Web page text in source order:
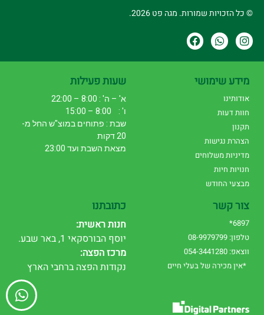
© כל הזכויות שמורות. מגה פט 2026.
מידע שימושי
אודותינו
חוות דעות
תקנון
הצהרת נגישות
מדיניות משלוחים
חנויות חיות
מבצעי החודש
שעות פעילות
א' – ה' : 8:00 – 22:00
ו' : 8:00 – 15:00
שבת : פתוחים במוצ"ש החל מ-
20 דקות
מצאת השבת ועד 23:00
צור קשר
6897*
טלפון: 08-9979799
ווצאפ: 054-3441280
*אין מכירה של בעלי חיים
כתובתנו
חנות ראשית:
יוסף הבורסקאי 1, באר שבע.
מרכז הפצה:
נקודות הפצה ברחבי הארץ